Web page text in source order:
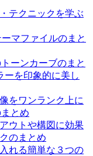
テクニックを学ぶ
マファイルのまと
ーンカーブのまと
ーを印象的に美し
をワンランク上に
とめ
ウトや構図に効果
のまとめ
れる簡単な３つの